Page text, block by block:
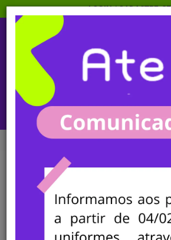
LOGIN/CADASTRE-SE
TODAS AS CATEGORIAS
YKZ CONFECÇÕES